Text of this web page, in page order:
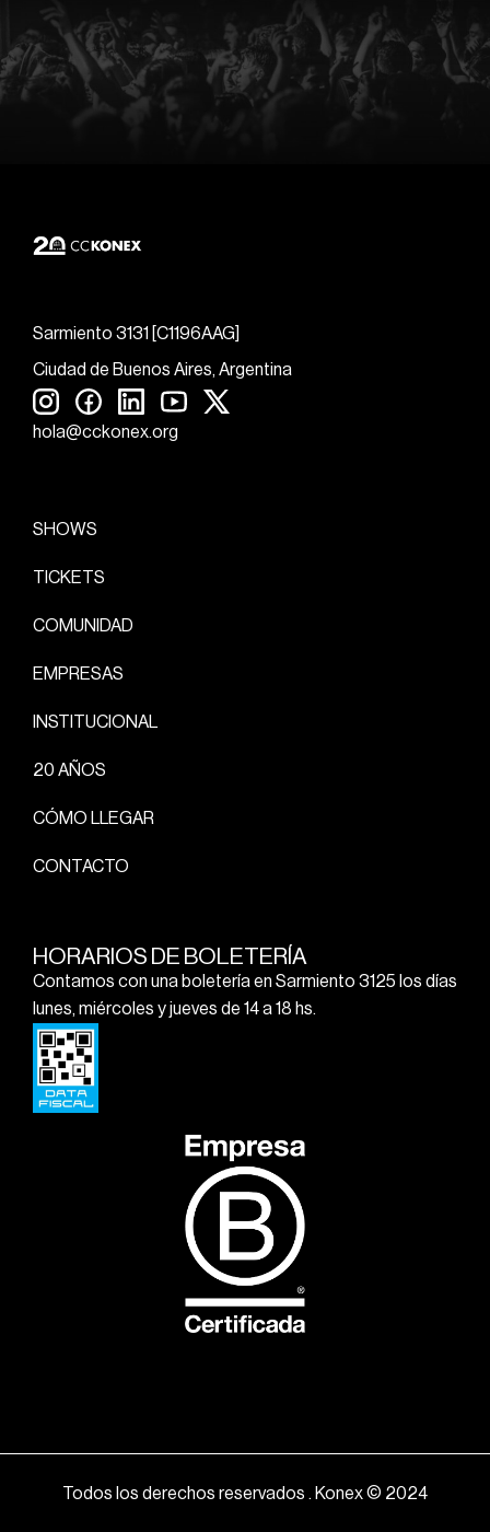
Sarmiento 3131 [C1196AAG]
Ciudad de Buenos Aires, Argentina
hola@cckonex.org
SHOWS
TICKETS
COMUNIDAD
EMPRESAS
INSTITUCIONAL
20 AÑOS
CÓMO LLEGAR
CONTACTO
HORARIOS DE BOLETERÍA
Contamos con una boletería en Sarmiento 3125 los días
lunes, miércoles y jueves de 14 a 18 hs.
Todos los derechos reservados . Konex © 2024